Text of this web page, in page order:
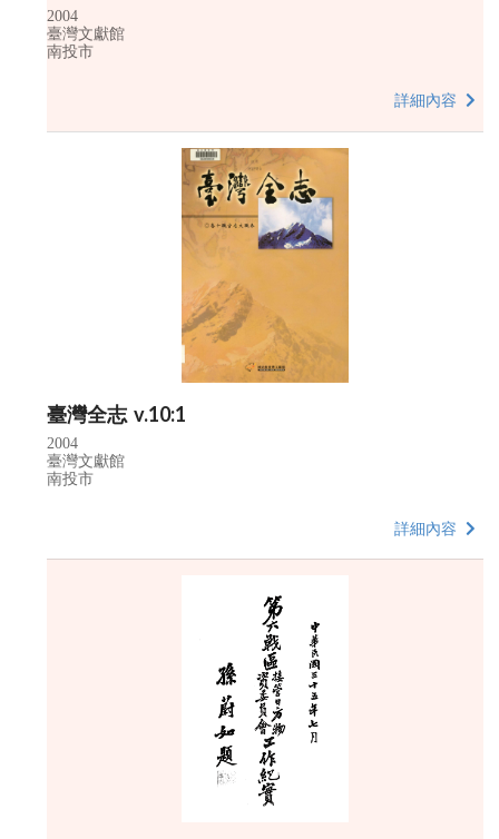
2004
臺灣文獻館
南投市
詳細內容
臺灣全志 v.10:1
2004
臺灣文獻館
南投市
詳細內容